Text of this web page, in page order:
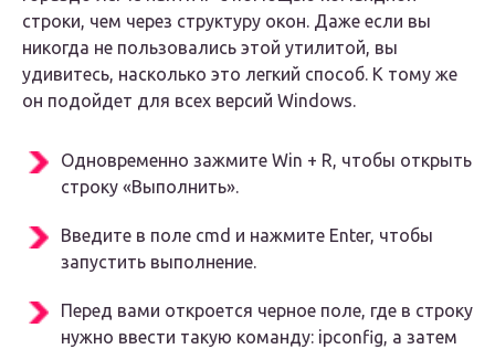
строки, чем через структуру окон. Даже если вы
никогда не пользовались этой утилитой, вы
удивитесь, насколько это легкий способ. К тому же
он подойдет для всех версий Windows.
Одновременно зажмите Win + R, чтобы открыть
строку «Выполнить».
Введите в поле cmd и нажмите Enter, чтобы
запустить выполнение.
Перед вами откроется черное поле, где в строку
нужно ввести такую команду: ipconfig, а затем